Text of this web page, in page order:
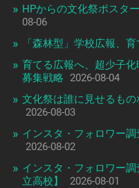
HPからの文化祭ポスタ
08-06
「森林型」学校広報、
育てる広報へ、超少子
募集戦略
2026-08-04
文化祭は誰に見せるも
2026-08-03
インスタ・フォロワー調
2026-08-02
インスタ・フォロワー
立高校】
2026-08-01